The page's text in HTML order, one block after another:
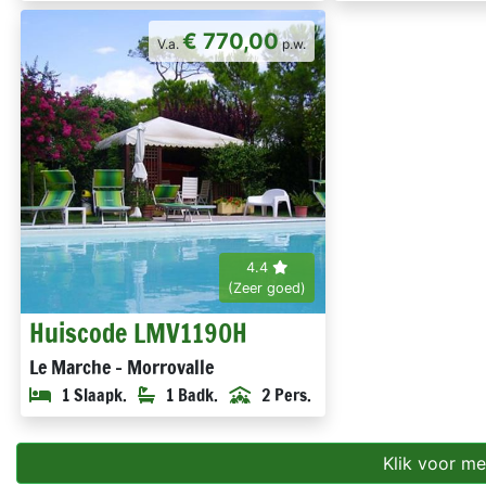
V.a.€ 770,00p.w.
4.4
(Zeer goed)
Huiscode LMV1190H
Le Marche - Morrovalle
1 Slaapk. 1 Badk. 2 Pers.
Klik voor